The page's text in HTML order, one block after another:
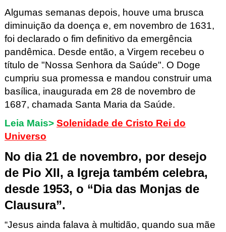
Algumas semanas depois, houve uma brusca
diminuição da doença e, em novembro de 1631,
foi declarado o fim definitivo da emergência
pandêmica. Desde então, a Virgem recebeu o
título de "Nossa Senhora da Saúde". O Doge
cumpriu sua promessa e mandou construir uma
basílica, inaugurada em 28 de novembro de
1687, chamada Santa Maria da Saúde.
Leia Mais> Solenidade de Cristo Rei do
Universo
No dia 21 de novembro, por desejo
de Pio XII, a Igreja também celebra,
desde 1953, o “Dia das Monjas de
Clausura”.
“Jesus ainda falava à multidão, quando sua mãe